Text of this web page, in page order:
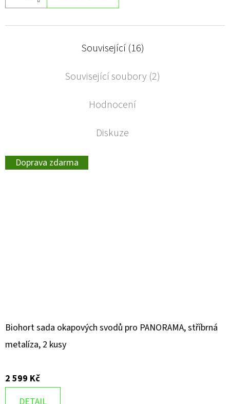
Související (16)
Související soubory (2)
Hodnocení
Diskuze
Doprava zdarma
Biohort sada okapových svodů pro PANORAMA, stříbrná
metalíza, 2 kusy
2 599 Kč